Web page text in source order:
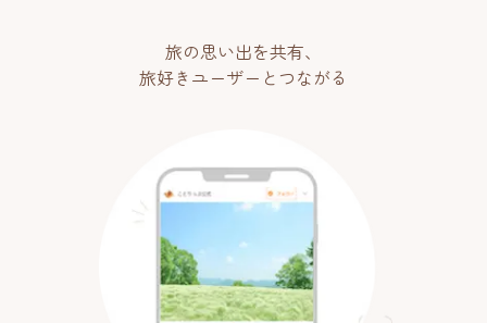
旅の思い出を共有、
旅好きユーザーとつながる